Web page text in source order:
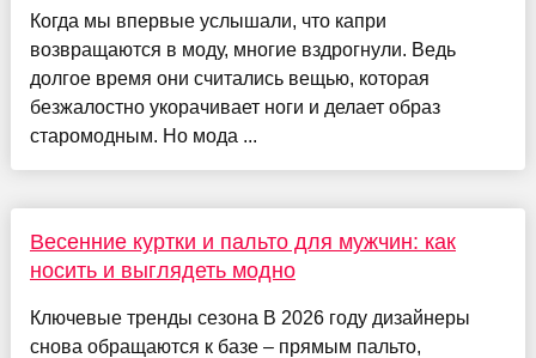
Когда мы впервые услышали, что капри
возвращаются в моду, многие вздрогнули. Ведь
долгое время они считались вещью, которая
безжалостно укорачивает ноги и делает образ
старомодным. Но мода ...
Весенние куртки и пальто для мужчин: как
носить и выглядеть модно
Ключевые тренды сезона В 2026 году дизайнеры
снова обращаются к базе – прямым пальто,